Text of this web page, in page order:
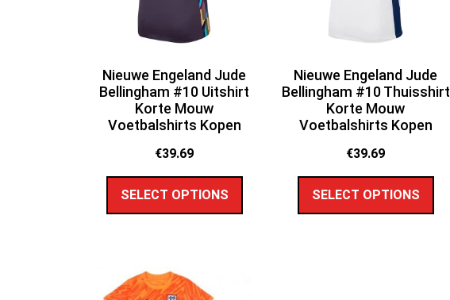
Nieuwe Engeland Jude
Bellingham #10 Uitshirt
Korte Mouw
Voetbalshirts Kopen
€39.69
SELECT OPTIONS
Nieuwe Engeland Jude
Bellingham #10 Thuisshirt
Korte Mouw
Voetbalshirts Kopen
€39.69
SELECT OPTIONS